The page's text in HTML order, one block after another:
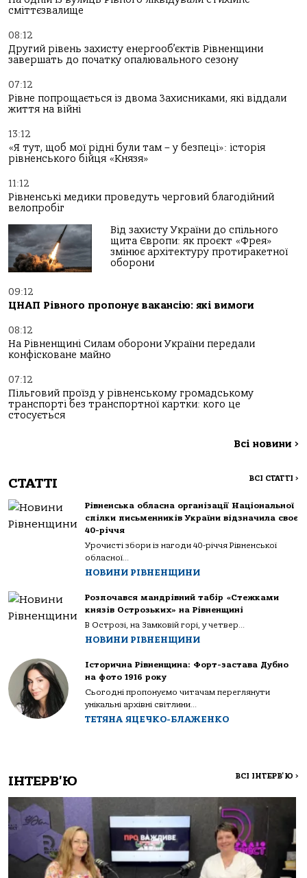
сміттєзвалище
08:12
Другий рівень захисту енергооб’єктів Рівненщини
завершать до початку опалювального сезону
07:12
Рівне попрощається із двома Захисниками, які віддали
життя на війні
13:12
«Я тут, щоб мої рідні були там – у безпеці»: історія
рівненського бійця «Князя»
11:12
Рівненські медики проведуть черговий благодійний
велопробіг
Від захисту України до спільного
щита Європи: як проєкт «Фрея»
змінює архітектуру протиракетної
оборони
09:12
ЦНАП Рівного пропонує вакансію: які вимоги
08:12
На Рівненщині Силам оборони України передали
конфісковане майно
07:12
Пільговий проїзд у рівненському громадському
транспорті без транспортної картки: кого це
стосується
Всі новини >
СТАТТІ ВСІ СТАТТІ >
Рівненська обласна організації Національної
спілки письменників України відзначила своє
40-річчя
Урочисті збори із нагоди 40-річчя Рівненської
обласної...
НОВИНИ РІВНЕНЩИНИ
Розпочався мандрівний табір «Стежками
князів Острозьких» на Рівненщині
В Острозі, на Замковій горі, у четвер...
НОВИНИ РІВНЕНЩИНИ
Історична Рівненщина: Форт-застава Дубно
на фото 1916 року
Сьогодні пропонуємо читачам переглянути
унікальні архівні світлини...
ТЕТЯНА ЯЦЕЧКО-БЛАЖЕНКО
ІНТЕРВ'Ю ВСІ ІНТЕРВ'Ю >